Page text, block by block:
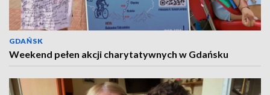
GDAŃSK
Weekend pełen akcji charytatywnych w Gdańsku